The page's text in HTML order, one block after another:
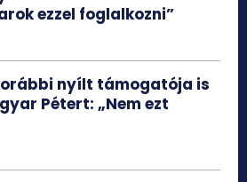
ezzel foglalkozni”
nyílt támogatója is
Pétert: „Nem ezt